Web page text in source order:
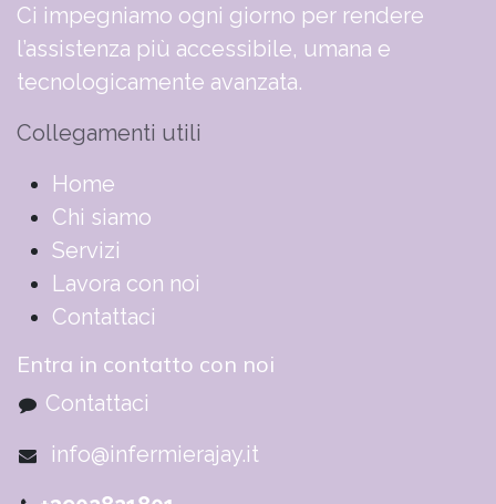
Ci impegniamo ogni giorno per rendere
l’assistenza più accessibile, umana e
tecnologicamente avanzata.
Collegamenti utili
​​​​​​​​​​​​​​​​H​o​m​e
Chi siamo
Servizi
Lavora con noi
Contattaci
Entra in contatto con noi
Contattaci
info@infermierajay.it